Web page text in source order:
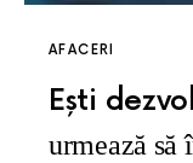
AFACERI
Ești
urmează să